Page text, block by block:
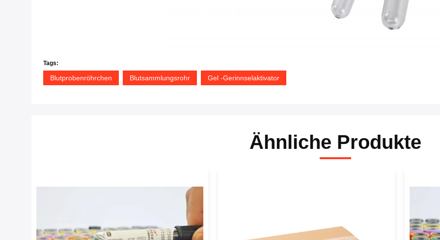
Tags:
Blutprobenröhrchen Blutsammlungsrohr Gel -Gerinnselaktivator
Ähnliche Produkte